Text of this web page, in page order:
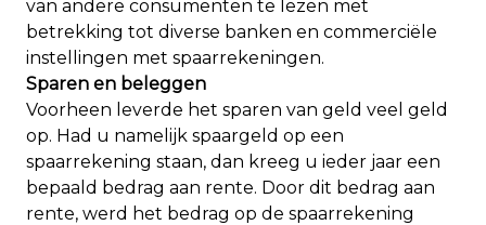
van andere consumenten te lezen met
betrekking tot diverse banken en commerciële
instellingen met spaarrekeningen.
Sparen en beleggen
Voorheen leverde het sparen van geld veel geld
op. Had u namelijk spaargeld op een
spaarrekening staan, dan kreeg u ieder jaar een
bepaald bedrag aan rente. Door dit bedrag aan
rente, werd het bedrag op de spaarrekening